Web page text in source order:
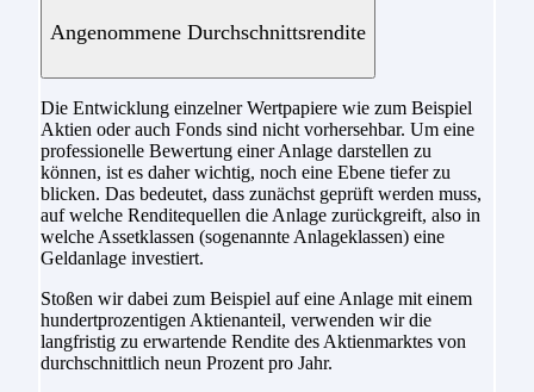
Angenommene Durchschnittsrendite
Die Entwicklung einzelner Wertpapiere wie zum Beispiel
Aktien oder auch Fonds sind nicht vorhersehbar. Um eine
professionelle Bewertung einer Anlage darstellen zu
können, ist es daher wichtig, noch eine Ebene tiefer zu
blicken. Das bedeutet, dass zunächst geprüft werden muss,
auf welche Renditequellen die Anlage zurückgreift, also in
welche Assetklassen (sogenannte Anlageklassen) eine
Geldanlage investiert.
Stoßen wir dabei zum Beispiel auf eine Anlage mit einem
hundertprozentigen Aktienanteil, verwenden wir die
langfristig zu erwartende Rendite des Aktienmarktes von
durchschnittlich neun Prozent pro Jahr.